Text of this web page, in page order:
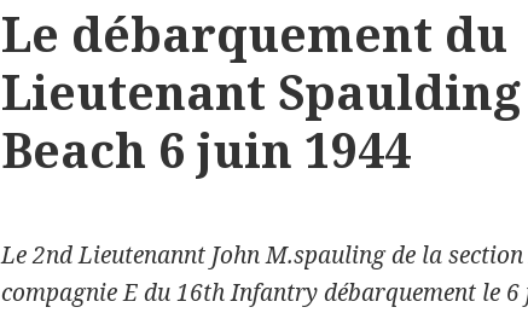
Le débarquement du
Lieutenant Spaulding
Beach 6 juin 1944
Le 2nd Lieutenannt John M.spauling de la
compagnie E du 16th Infantry débarquement le